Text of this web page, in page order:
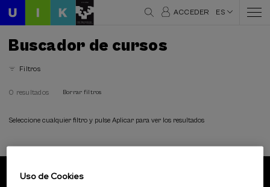
ACCEDER ES
Buscador de cursos
Filtros
0 resultados Borrar filtros
Seleccione cualquier filtro y pulse Aplicar para ver los resultados
Uso de Cookies